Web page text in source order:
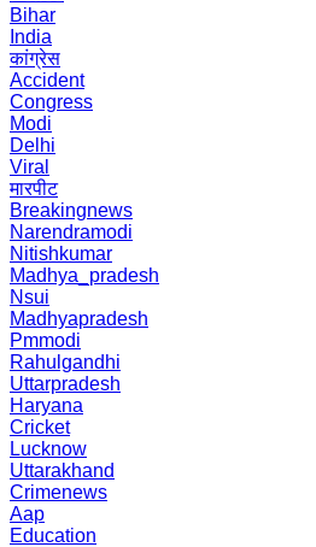
Bihar
India
कांग्रेस
Accident
Congress
Modi
Delhi
Viral
मारपीट
Breakingnews
Narendramodi
Nitishkumar
Madhya_pradesh
Nsui
Madhyapradesh
Pmmodi
Rahulgandhi
Uttarpradesh
Haryana
Cricket
Lucknow
Uttarakhand
Crimenews
Aap
Education